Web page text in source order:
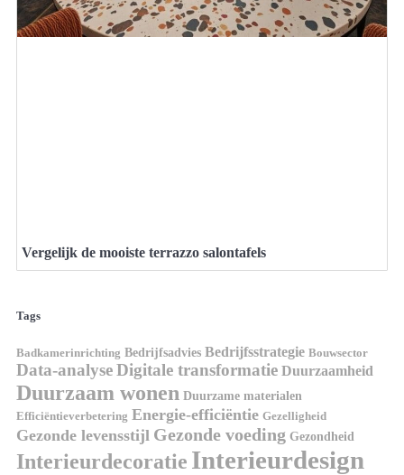
Vergelijk de mooiste terrazzo salontafels
Tags
Badkamerinrichting Bedrijfsadvies Bedrijfsstrategie Bouwsector
Data-analyseDigitale transformatie Duurzaamheid
Duurzaam wonen Duurzame materialen
Efficiëntieverbetering Energie-efficiëntie Gezelligheid
Gezonde levensstijl Gezonde voeding Gezondheid
Interieurdecoratie Interieurdesign